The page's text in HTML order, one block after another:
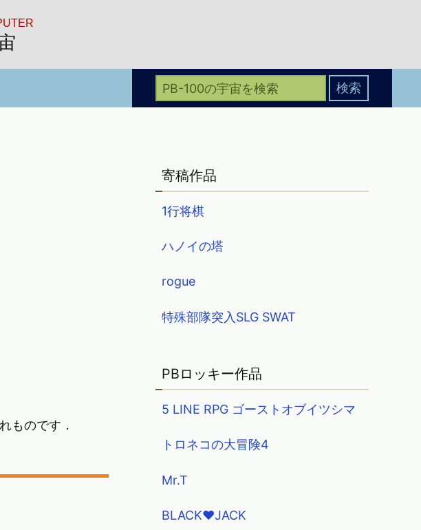
ものです．
寄稿作品
1行将棋
ハノイの塔
rogue
特殊部隊突入SLG SWAT
PBロッキー作品
5 LINE RPG ゴーストオブイツシマ
トロネコの大冒険4
Mr.T
BLACK♥JACK